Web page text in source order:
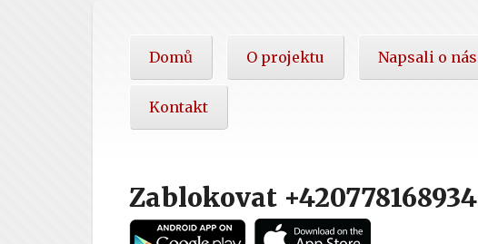
Domů O projektu Napsali o nás
Kontakt
Zablokovat +420778168934